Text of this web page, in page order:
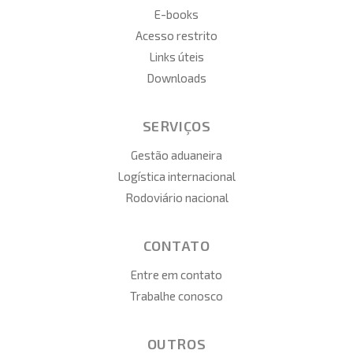
E-books
Acesso restrito
Links úteis
Downloads
SERVIÇOS
Gestão aduaneira
Logística internacional
Rodoviário nacional
CONTATO
Entre em contato
Trabalhe conosco
OUTROS